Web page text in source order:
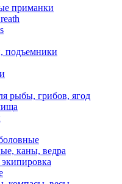
приманки
подъемники
рыбы, грибов, ягод
каны, ведра